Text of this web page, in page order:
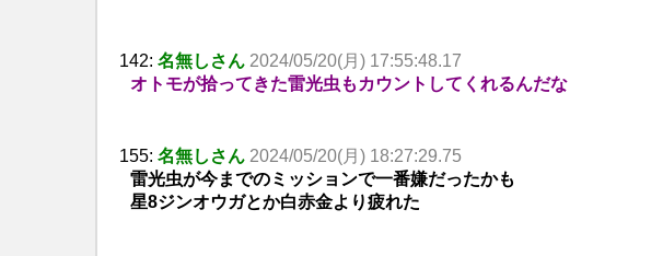
142: 名無しさん 2024/05/20(月) 17:55:48.17
オトモが拾ってきた雷光虫もカウントしてくれるんだな
155: 名無しさん 2024/05/20(月) 18:27:29.75
雷光虫が今までのミッションで一番嫌だったかも
星8ジンオウガとか白赤金より疲れた